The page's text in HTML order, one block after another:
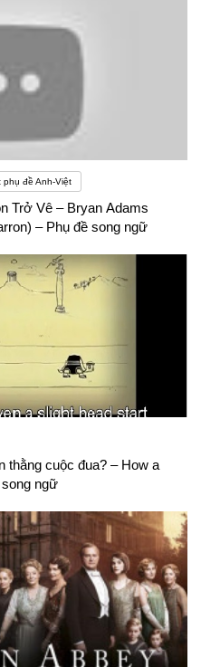
phụ đề Anh-Việt
Trở Vê – Bryan Adams
– Phụ đề song ngữ
thằng cuộc đua? – How a
ngữ